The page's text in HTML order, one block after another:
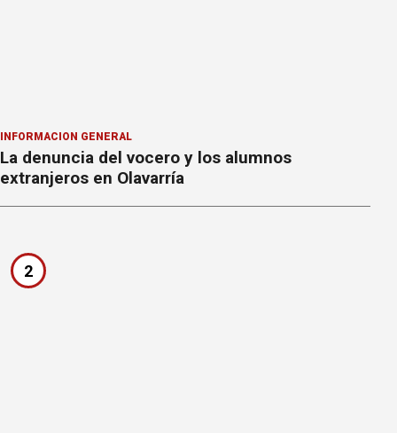
INFORMACION GENERAL
La denuncia del vocero y los alumnos
extranjeros en Olavarría
2